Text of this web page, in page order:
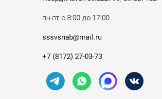
пн-пт с 8:00 до 17:00
sssvsnab@mail.ru
+7 (8172) 27-03-73